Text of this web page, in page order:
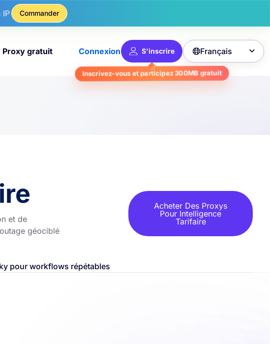
IP
Commander
Proxy gratuit Connexion S'inscrire
Inscrivez-vous et participez300MBgratuit
Français 
et de
géociblé
Acheter Des Proxys
Pour Intelligence
Tarifaire
pour workflows répétables